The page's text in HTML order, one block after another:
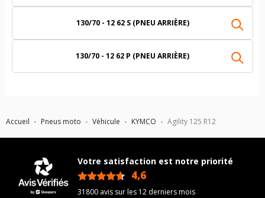
Accueil Pneus moto Véhicule KYMCO Agility 125 R12
130/70 - 12 62 S (PNEU ARRIÈRE)
130/70 - 12 62 P (PNEU ARRIÈRE)
Votre satisfaction est notre priorité
4,6
31800 avis sur les 12 derniers mois